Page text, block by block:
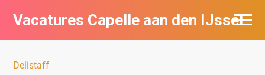
Vacatures Capelle aan den IJssel
Delistaff